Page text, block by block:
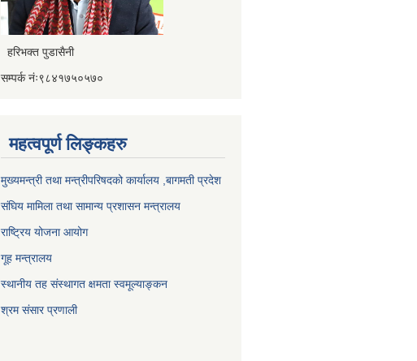
हरिभक्त पुडासैनी
सम्पर्क नंः९८४१७५०५७०
महत्वपूर्ण लिङ्कहरु
मुख्यमन्त्री तथा मन्त्रीपरिषदको कार्यालय ,बागमती प्रदेश
संघिय मामिला तथा सामान्य प्रशासन मन्त्रालय
राष्ट्रिय योजना आयोग
गूह मन्त्रालय
स्थानीय तह संस्थागत क्षमता स्वमूल्याङ्कन
श्रम संसार प्रणाली